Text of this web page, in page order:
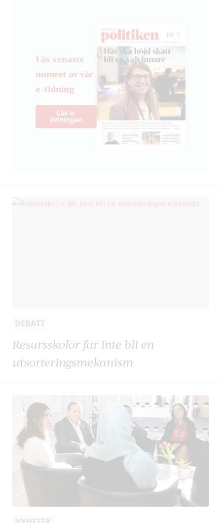
Läs senaste
numret av vår
e-tidning
Läs e-
tidningen
DEBATT
Resursskolor får inte bli en
utsorteringsmekanism